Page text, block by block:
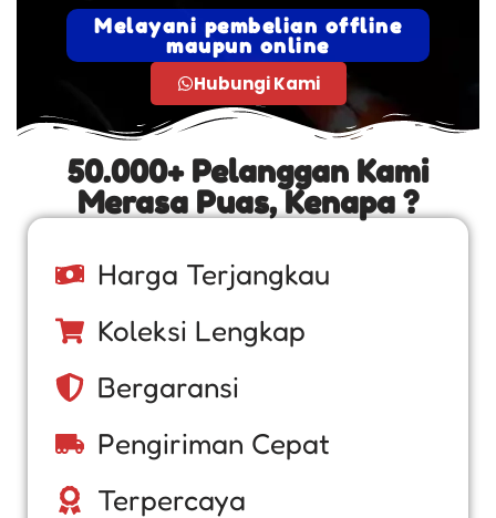
Melayani pembelian offline
maupun online
Hubungi Kami
50.000+ Pelanggan Kami
Merasa Puas, Kenapa ?
Harga Terjangkau
Koleksi Lengkap
Bergaransi
Pengiriman Cepat
Terpercaya